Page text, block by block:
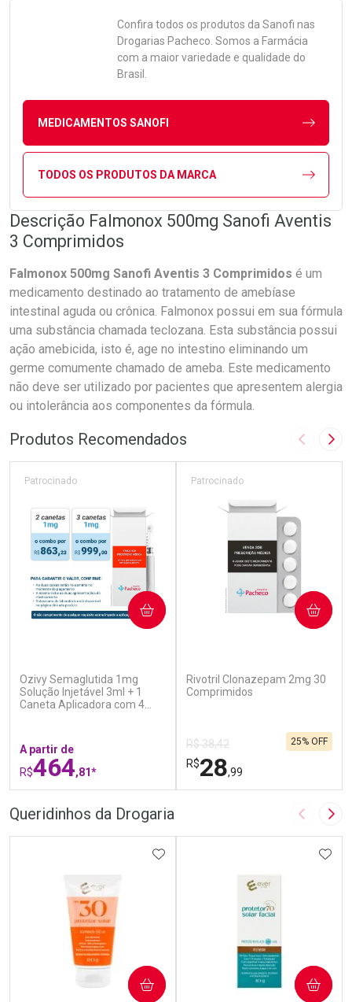
Confira todos os produtos da Sanofi nas
Drogarias Pacheco. Somos a Farmácia
com a maior variedade e qualidade do
Brasil.
MEDICAMENTOS SANOFI
TODOS OS PRODUTOS DA MARCA
Descrição Falmonox 500mg Sanofi Aventis
3 Comprimidos
Falmonox 500mg Sanofi Aventis 3 Comprimidos é um
medicamento destinado ao tratamento de amebíase
intestinal aguda ou crônica. Falmonox possui em sua fórmula
uma substância chamada teclozana. Esta substância possui
ação amebicida, isto é, age no intestino eliminando um
germe comumente chamado de ameba. Este medicamento
não deve ser utilizado por pacientes que apresentem alergia
ou intolerância aos componentes da fórmula.
Produtos Recomendados Imagem
Ozivy Semaglutida 1mg
Solução Injetável 3ml + 1
Caneta Aplicadora com 4
Patrocinado
A partir de
R$464,81*
COMPRAR
Rivotril Clonazepam 2mg 30
Comprimidos
Patrocinado
R$ 38,42
R$28,99
25% OFF
COMPRAR
Queridinhos da Drogaria Imagem
ADICIONAR AOS FAVORITOS
COMPRAR COMPRAR